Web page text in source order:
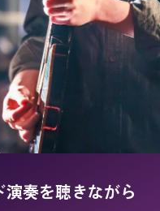
演奏を聴きながら